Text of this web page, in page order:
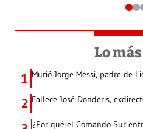
Lo
1 Murió Jorge Messi, padre de
2 Fallece José Donderis,
¿Por qué el Comando Sur